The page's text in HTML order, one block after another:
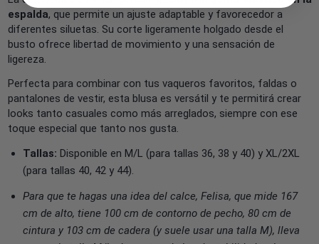
espalda, que permite un ajuste adaptable y favorecedor a
diferentes siluetas. Su corte ligeramente holgado desde el
busto ofrece libertad de movimiento y una sensación de
ligereza.
Perfecta para combinar con tus vaqueros favoritos, faldas o
pantalones de vestir, esta blusa es versátil y te permitirá crear
looks tanto casuales como más arreglados, siempre con ese
toque especial que tanto nos gusta.
Tallas: Disponible en M/L (para tallas 36, 38 y 40) y XL/2XL
(para tallas 40, 42 y 44).
Para que te hagas una idea del calce, Felisa, que mide 167
cm de alto, tiene 100 cm de contorno de pecho, 80 cm de
cintura y 103 cm de cadera (y suele usar una talla M), lleva